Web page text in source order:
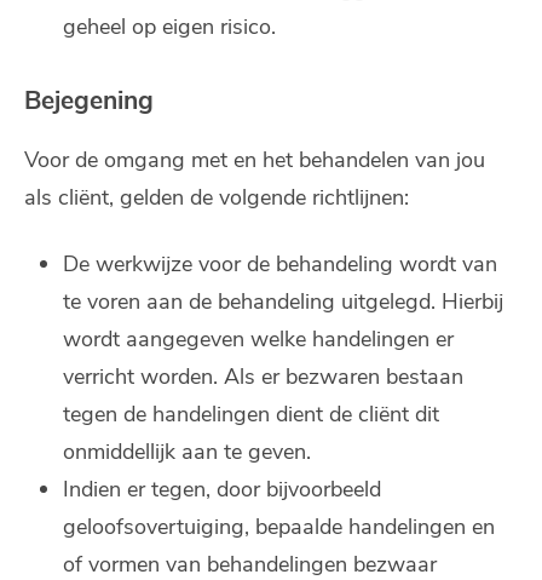
geheel op eigen risico.
Bejegening
Voor de omgang met en het behandelen van jou
als cliënt, gelden de volgende richtlijnen:
De werkwijze voor de behandeling wordt van
te voren aan de behandeling uitgelegd. Hierbij
wordt aangegeven welke handelingen er
verricht worden. Als er bezwaren bestaan
tegen de handelingen dient de cliënt dit
onmiddellijk aan te geven.
Indien er tegen, door bijvoorbeeld
geloofsovertuiging, bepaalde handelingen en
of vormen van behandelingen bezwaar